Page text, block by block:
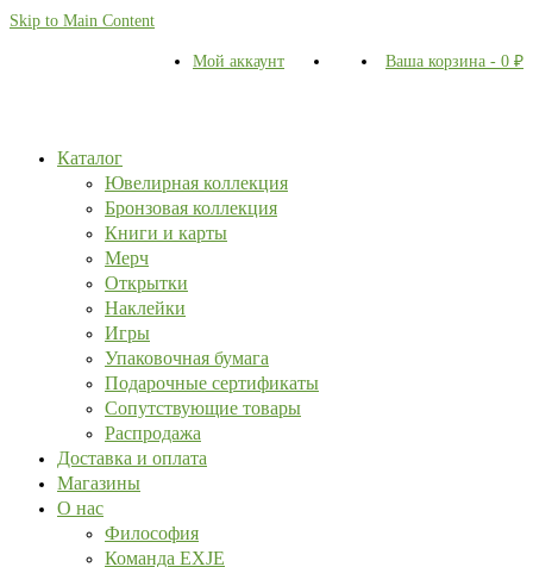
Skip to Main Content
Мой аккаунт Ваша корзина - 0 ₽
Каталог
Ювелирная коллекция
Бронзовая коллекция
Книги и карты
Мерч
Открытки
Наклейки
Игры
Упаковочная бумага
Подарочные сертификаты
Сопутствующие товары
Распродажа
Доставка и оплата
Магазины
О нас
Философия
Команда EXJE